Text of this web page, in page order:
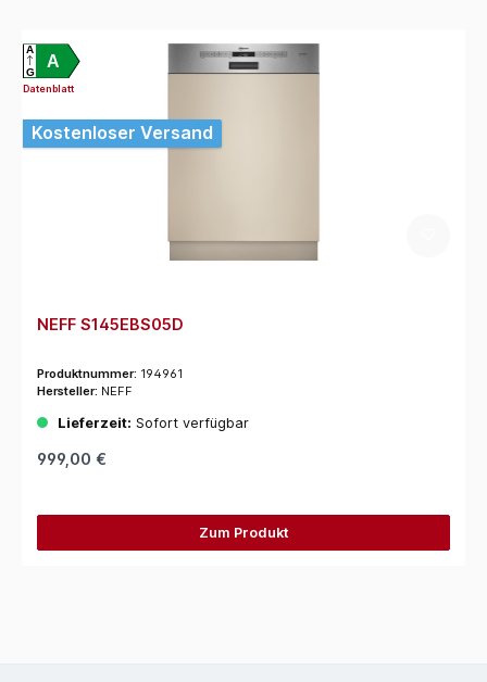
A
A
G
Datenblatt
Kostenloser Versand
NEFF S145EBS05D
Produktnummer: 194961
Hersteller: NEFF
Lieferzeit: Sofort verfügbar
999,00 €
Zum Produkt